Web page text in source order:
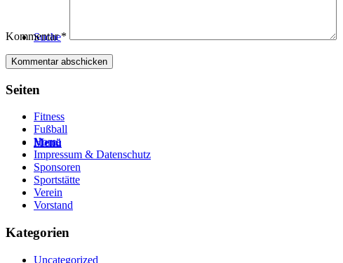
Suche
Menü
Kommentar*
Seiten
Fitness
Fußball
Home
Impressum & Datenschutz
Sponsoren
Sportstätte
Verein
Vorstand
Kategorien
Uncategorized